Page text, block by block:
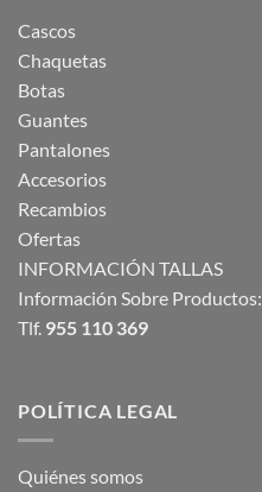
Cascos
Chaquetas
Botas
Guantes
Pantalones
Accesorios
Recambios
Ofertas
INFORMACIÓN TALLAS
Información Sobre Productos:
Tlf. 955 110 369
POLÍTICA LEGAL
Quiénes somos